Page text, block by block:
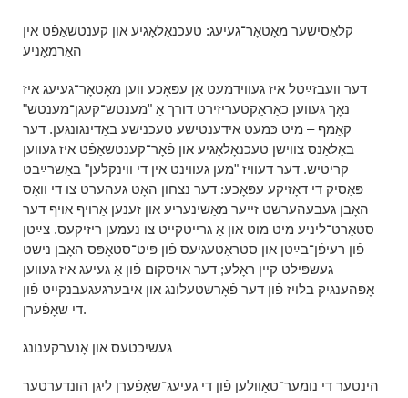
קלאַסישער מאָטאָר־געיעג: טעכנאָלאָגיע און קענטשאַפֿט אין
האַרמאָניע
דער וועבזײַטל איז געווידמעט אַן עפּאָכע ווען מאָטאָר־געיעג איז
נאָך געווען כאַראַקטעריזירט דורך אַ "מענטש־קעגן־מענטש"
קאַמף – מיט כּמעט אידענטישע טעכנישע באַדינגונגען. דער
באַלאַנס צווישן טעכנאָלאָגיע און פֿאָר־קענטשאַפֿט איז געווען
קריטיש. דער דעוויז "מען געווינט אין די ווינקלען" באַשרײַבט
פּאַסיק די דאָזיקע עפּאָכע: דער נצחון האָט געהערט צו די וואָס
האָבן געבעהערשט זייער מאַשינעריע און זענען אַרויף אויף דער
סטאַרט־ליניע מיט מוט און אַ גרייטקייט צו נעמען ריזיקעס. צײַטן
פֿון רעיפֿן־בײַטן און סטראַטעגיעס פֿון פּיט־סטאָפּס האָבן נישט
געשפּילט קיין ראָלע; דער אויסקום פֿון אַ געיעג איז געווען
אָפּהענגיק בלויז פֿון דער פֿאָרשטעלונג און איבערגעגעבנקייט פֿון
די שאָפֿערן.
געשיכטעס און אָנערקענונג
הינטער די נומער־טאָוולען פֿון די געיעג־שאָפֿערן ליגן הונדערטער